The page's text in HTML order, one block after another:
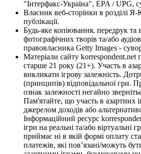
"Інтерфакс-Україна", EPA / UPG,
Власник веб-сторінки в розділі
публікації.
Будь-яке копіювання, передрук та
фотографічних творів та/або
правовласника Getty Images -
Матеріали сайту korrespondent.net
старше 21 року (21+). Участь в
викликати ігрову залежність.
(принципів) відповідальної гри.
ознак залежності негайно
Пам'ятайте, що участь в азартних
джерелом доходів або
Інформаційний ресурс
ігри на реальні та/або віртуальні
приймає ні в якій формі оплату
платежів, які пов’язані/можуть